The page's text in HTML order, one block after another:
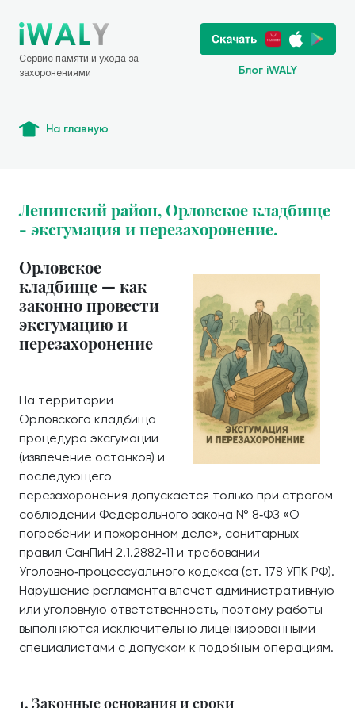
Сервис памяти и ухода за
захоронениями
Блог iWALY
На главную
Ленинский район, Орловское кладбище
- эксгумация и перезахоронение.
Орловское
кладбище — как
законно провести
эксгумацию и
перезахоронение
На территории
Орловского кладбища
процедура эксгумации
(извлечение останков) и
последующего
перезахоронения допускается только при строгом
соблюдении Федерального закона № 8‑ФЗ «О
погребении и похоронном деле», санитарных
правил СанПиН 2.1.2882‑11 и требований
Уголовно‑процессуального кодекса (ст. 178 УПК РФ).
Нарушение регламента влечёт административную
или уголовную ответственность, поэтому работы
выполняются исключительно лицензированными
специалистами с допуском к подобным операциям.
1. Законные основания и сроки